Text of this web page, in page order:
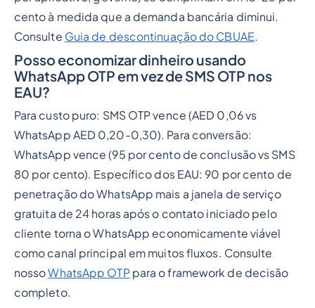
cento à medida que a demanda bancária diminui.
Consulte Guia de descontinuação do CBUAE.
Posso economizar dinheiro usando
WhatsApp OTP em vez de SMS OTP nos
EAU?
Para custo puro: SMS OTP vence (AED 0,06 vs
WhatsApp AED 0,20-0,30). Para conversão:
WhatsApp vence (95 por cento de conclusão vs SMS
80 por cento). Específico dos EAU: 90 por cento de
penetração do WhatsApp mais a janela de serviço
gratuita de 24 horas após o contato iniciado pelo
cliente torna o WhatsApp economicamente viável
como canal principal em muitos fluxos. Consulte
nossoWhatsApp OTPpara o framework de decisão
completo.